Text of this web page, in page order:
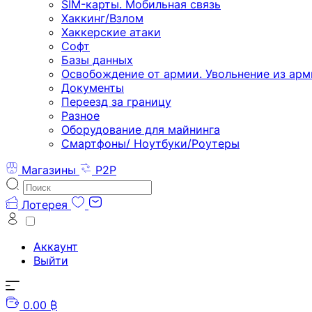
SIM-карты. Мобильная связь
Хаккинг/Взлом
Хаккерские атаки
Софт
Базы данных
Освобождение от армии. Увольнение из
Документы
Переезд за границу
Разное
Оборудование для майнинга
Смартфоны/ Ноутбуки/Роутеры
Магазины
P2P
Лотерея
Аккаунт
Выйти
0.00 ₿